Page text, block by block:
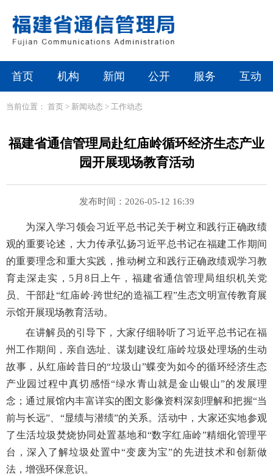
首页 机构 新闻 公开 服务 互动
当前位置： 首页 > 新闻动态 > 工作动态
福建省通信管理局赴红庙岭循环经济生态产业
园开展现场教育活动
发布时间：2026-05-12 16:39
为深入学习领会习近平总书记关于树立和践行正确政绩
观的重要论述，大力传承弘扬习近平总书记在福建工作期间
的重要理念和重大实践，推动树立和践行正确政绩观学习教
育走深走实，5月8日上午，福建省通信管理局组织机关党
员、干部赴“红庙岭·跨世纪的造福工程”生态文明宣传教育展
示馆开展现场教育活动。
在讲解员的引导下，大家仔细聆听了习近平总书记在福
州工作期间，亲自选址、谋划建设红庙岭垃圾处理场的生动
故事，从红庙岭昔日的“垃圾山”蝶变为如今的循环经济生态
产业园过程中真切感悟“绿水青山就是金山银山”的发展理
念；通过展馆内丰富详实的图文影像资料深刻理解和把握“当
前与长远”、“显绩与潜绩”的关系。活动中，大家还实地参观
了生活垃圾焚烧协同处置基地和“数字红庙岭”精细化管理平
台，深入了解垃圾处置中“变废为宝”的先进技术和创新做
法，增强环保意识。